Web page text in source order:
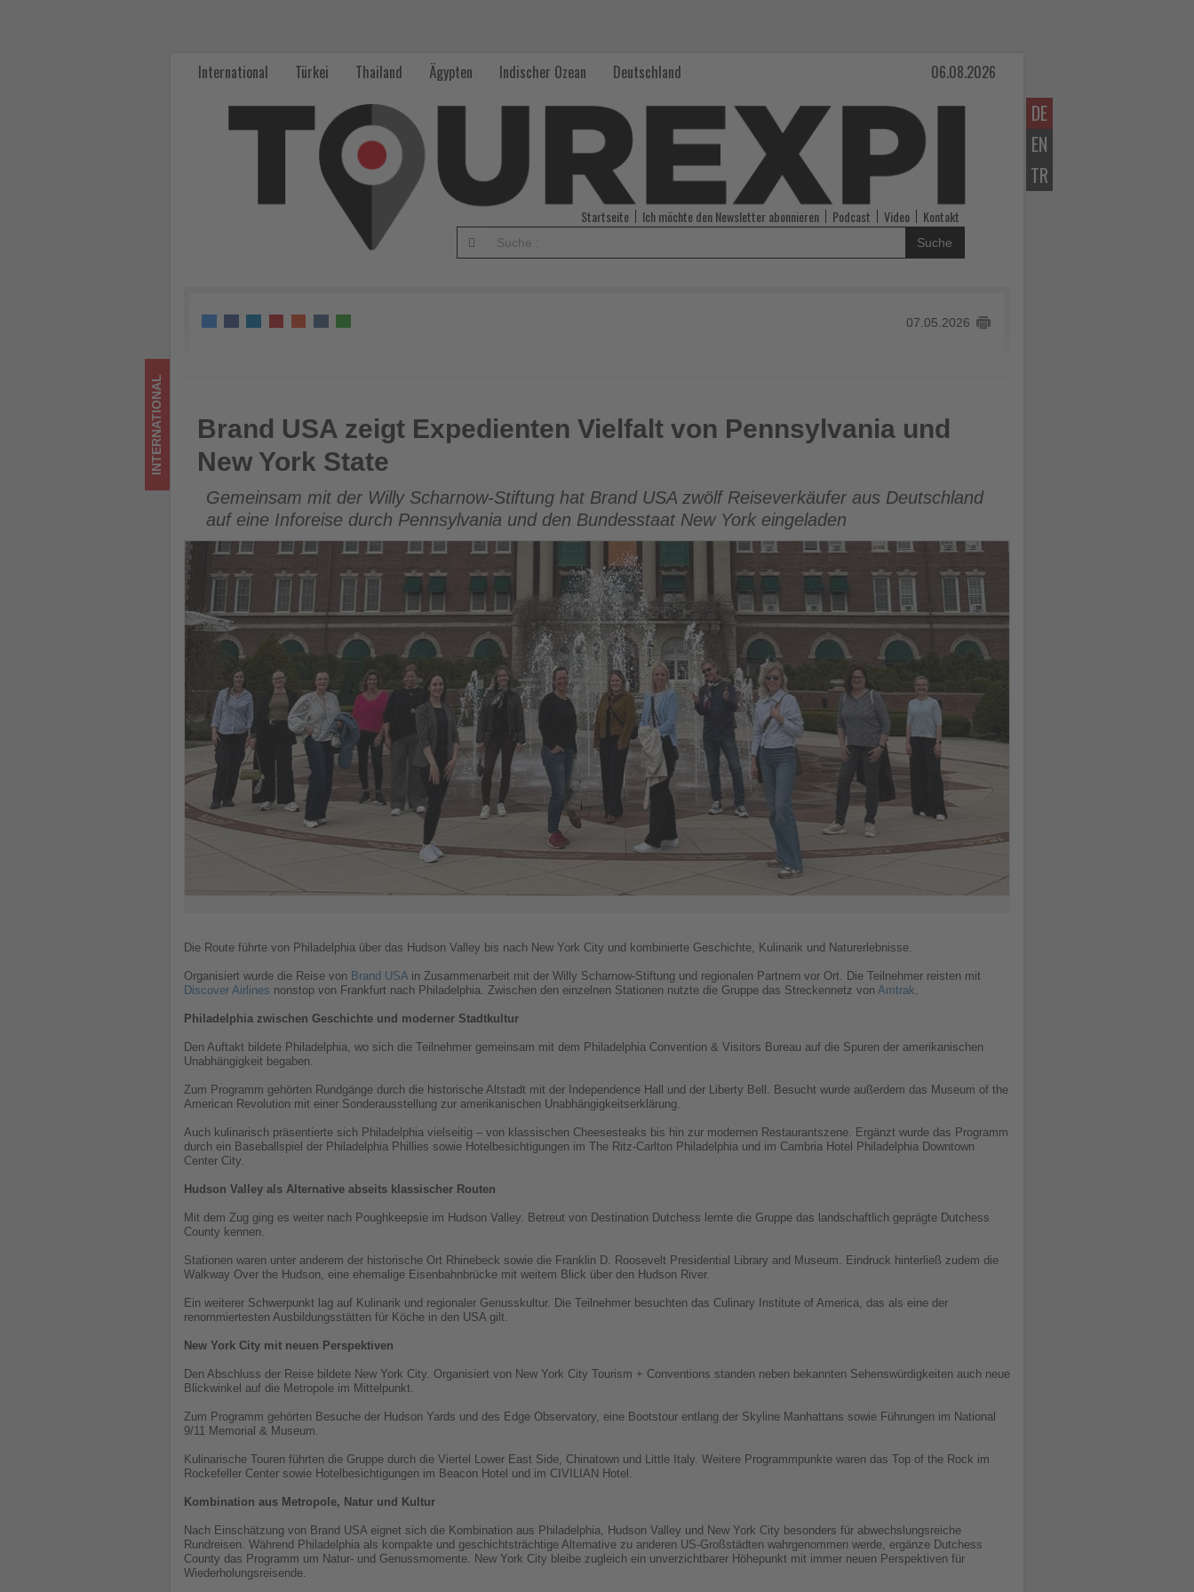
DE
EN
TR
International Türkei Thailand Ägypten Indischer Ozean Deutschland 06.08.2026
Startseite Ich möchte den Newsletter abonnieren Podcast Video Kontakt
Suche
07.05.2026
Brand USA zeigt Expedienten Vielfalt von Pennsylvania und New York State
INTERNATIONAL
Brand USA zeigt Expedienten Vielfalt von Pennsylvania und
New York State
Gemeinsam mit der Willy Scharnow-Stiftung hat Brand USA zwölf Reiseverkäufer aus Deutschland
auf eine Inforeise durch Pennsylvania und den Bundesstaat New York eingeladen
Die Route führte von Philadelphia über das Hudson Valley bis nach New York City und kombinierte Geschichte, Kulinarik und Naturerlebnisse.
Organisiert wurde die Reise von Brand USAin Zusammenarbeit mit der Willy Scharnow-Stiftung und regionalen Partnern vor Ort. Die Teilnehmer reisten mit
Discover Airlines nonstop von Frankfurt nach Philadelphia. Zwischen den einzelnen Stationen nutzte die Gruppe das Streckennetz von Amtrak.
Philadelphia zwischen Geschichte und moderner Stadtkultur
Den Auftakt bildete Philadelphia, wo sich die Teilnehmer gemeinsam mit dem Philadelphia Convention & Visitors Bureau auf die Spuren der amerikanischen
Unabhängigkeit begaben.
Zum Programm gehörten Rundgänge durch die historische Altstadt mit der Independence Hall und der Liberty Bell. Besucht wurde außerdem das Museum of the
American Revolution mit einer Sonderausstellung zur amerikanischen Unabhängigkeitserklärung.
Auch kulinarisch präsentierte sich Philadelphia vielseitig – von klassischen Cheesesteaks bis hin zur modernen Restaurantszene. Ergänzt wurde das Programm
durch ein Baseballspiel der Philadelphia Phillies sowie Hotelbesichtigungen im The Ritz-Carlton Philadelphia und im Cambria Hotel Philadelphia Downtown
Center City.
Hudson Valley als Alternative abseits klassischer Routen
Mit dem Zug ging es weiter nach Poughkeepsie im Hudson Valley. Betreut von Destination Dutchess lernte die Gruppe das landschaftlich geprägte Dutchess
County kennen.
Stationen waren unter anderem der historische Ort Rhinebeck sowie die Franklin D. Roosevelt Presidential Library and Museum. Eindruck hinterließ zudem die
Walkway Over the Hudson, eine ehemalige Eisenbahnbrücke mit weitem Blick über den Hudson River.
Ein weiterer Schwerpunkt lag auf Kulinarik und regionaler Genusskultur. Die Teilnehmer besuchten das Culinary Institute of America, das als eine der
renommiertesten Ausbildungsstätten für Köche in den USA gilt.
New York City mit neuen Perspektiven
Den Abschluss der Reise bildete New York City. Organisiert von New York City Tourism + Conventions standen neben bekannten Sehenswürdigkeiten auch neue
Blickwinkel auf die Metropole im Mittelpunkt.
Zum Programm gehörten Besuche der Hudson Yards und des Edge Observatory, eine Bootstour entlang der Skyline Manhattans sowie Führungen im National
9/11 Memorial & Museum.
Kulinarische Touren führten die Gruppe durch die Viertel Lower East Side, Chinatown und Little Italy. Weitere Programmpunkte waren das Top of the Rock im
Rockefeller Center sowie Hotelbesichtigungen im Beacon Hotel und im CIVILIAN Hotel.
Kombination aus Metropole, Natur und Kultur
Nach Einschätzung von Brand USA eignet sich die Kombination aus Philadelphia, Hudson Valley und New York City besonders für abwechslungsreiche
Rundreisen. Während Philadelphia als kompakte und geschichtsträchtige Alternative zu anderen US-Großstädten wahrgenommen werde, ergänze Dutchess
County das Programm um Natur- und Genussmomente. New York City bleibe zugleich ein unverzichtbarer Höhepunkt mit immer neuen Perspektiven für
Wiederholungsreisende.